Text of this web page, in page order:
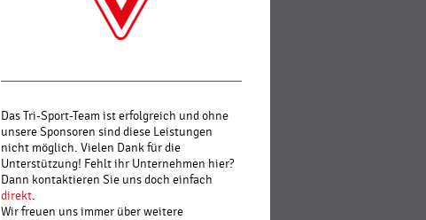
Das Tri-Sport-Team ist erfolgreich und ohne
unsere Sponsoren sind diese Leistungen
nicht möglich. Vielen Dank für die
Unterstützung! Fehlt ihr Unternehmen hier?
Dann kontaktieren Sie uns doch einfach
direkt.
Wir freuen uns immer über weitere